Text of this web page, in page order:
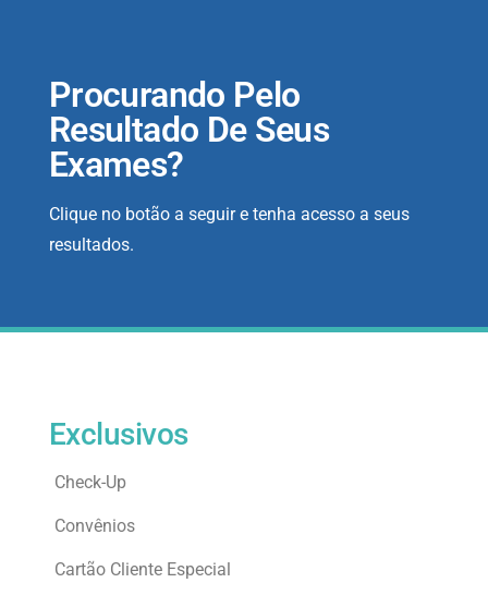
Procurando Pelo
Resultado De Seus
Exames?
Clique no botão a seguir e tenha acesso a seus
resultados.
Exclusivos
Check-Up
Convênios
Cartão Cliente Especial